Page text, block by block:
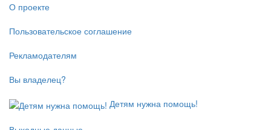
О проекте
Пользовательское соглашение
Рекламодателям
Вы владелец?
Детям нужна помощь!